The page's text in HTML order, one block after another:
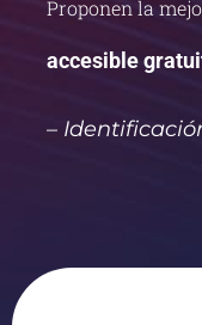
Proponen la
accesible
–